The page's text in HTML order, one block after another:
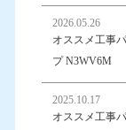
2026.05.26
オススメ工事
プ N3WV6M
2025.10.17
オススメ工事